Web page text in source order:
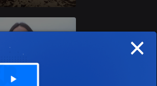
13 jan. 2024
×